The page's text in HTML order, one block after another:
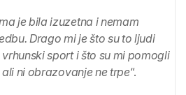
je bila izuzetna i nemam
Drago mi je što su to ljudi
sport i što su mi pomogli
ni obrazovanje ne trpe“.